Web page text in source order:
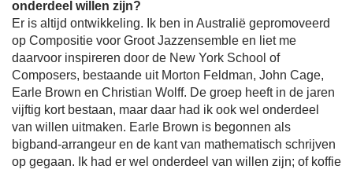
onderdeel willen zijn?
Er is altijd ontwikkeling. Ik ben in Australië gepromoveerd
op Compositie voor Groot Jazzensemble en liet me
daarvoor inspireren door de New York School of
Composers, bestaande uit Morton Feldman, John Cage,
Earle Brown en Christian Wolff. De groep heeft in de jaren
vijftig kort bestaan, maar daar had ik ook wel onderdeel
van willen uitmaken. Earle Brown is begonnen als
bigband-arrangeur en de kant van mathematisch schrijven
op gegaan. Ik had er wel onderdeel van willen zijn; of koffie